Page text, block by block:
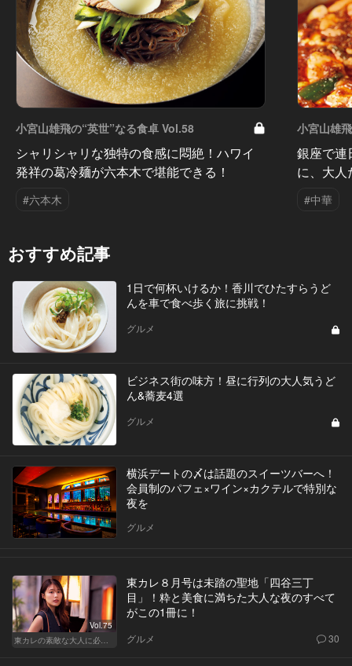
小宮山雄飛の“英世”なる食卓 Vol.58
シャリシャリな独特の食感に悶絶！ハワイ
発祥の葛冷麺が六本木で堪能できる！
#六本木
小宮山雄
銀座で連
に、大
#中華
おすすめ記事
1日で何杯いけるか！香川でひたすらうど
んを車で食べ歩く旅に挑戦！
グルメ
ビジネス街の味方！昼に行列の大人気うど
ん&蕎麦4選
グルメ
横浜デートの〆は話題のスイーツバーへ！
会員制のパフェ×ワイン×カクテルで特別な
夜を
グルメ
Vol.75
東カレの素敵な大人に必要なこと
東カレ８月号は未踏の聖地「四谷三丁
目」！粋と美食に満ちた大人な夜のすべて
がこの1冊に！
グルメ 30